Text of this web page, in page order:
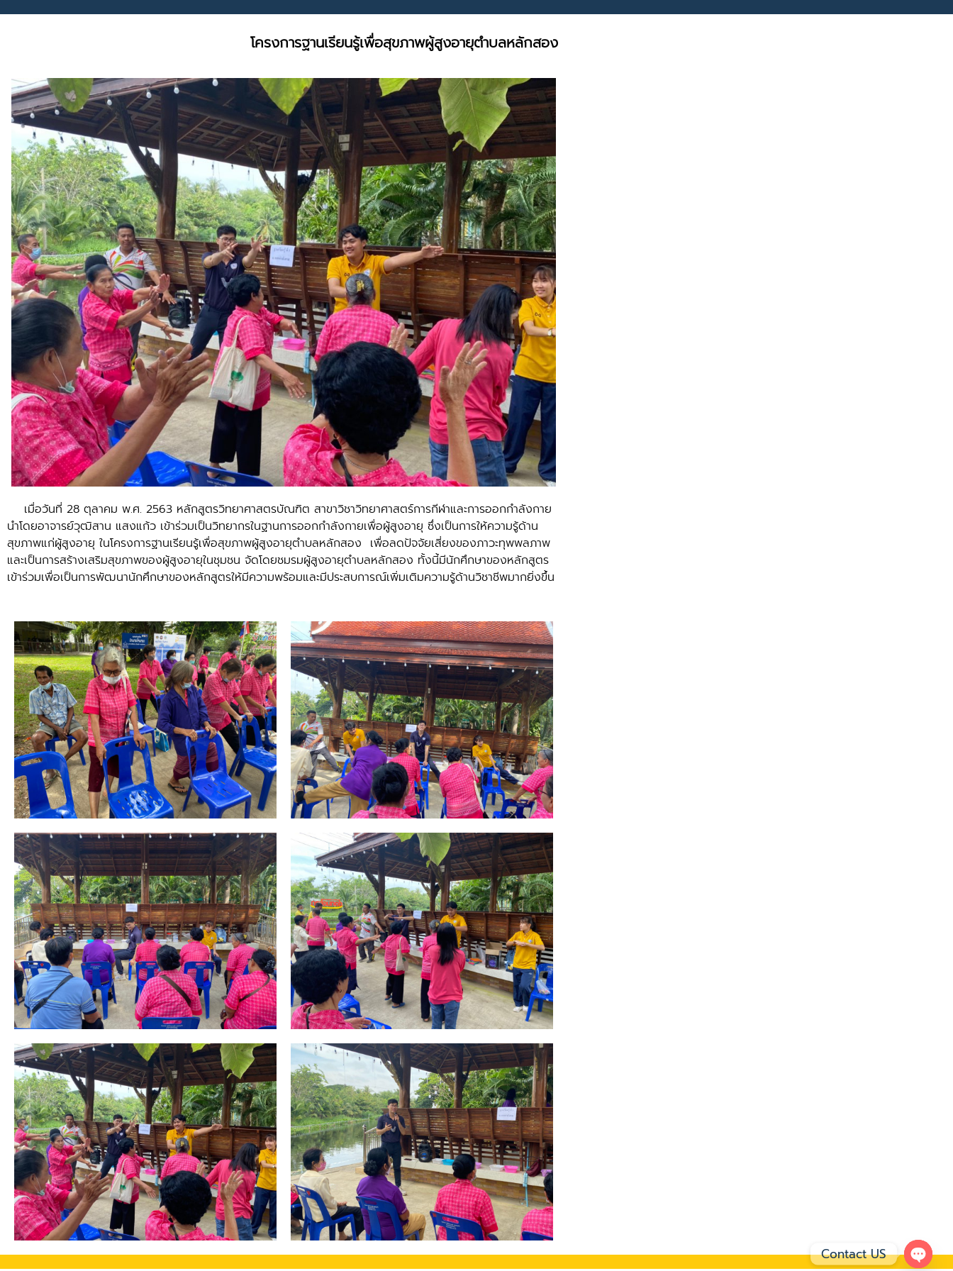
โครงการฐานเรียนรู้เพื่อสุขภาพผู้สูงอายุตำบลหลักสอง
เมื่อวันที่ 28 ตุลาคม พ.ศ. 2563 หลักสูตรวิทยาศาสตรบัณฑิต สาขาวิชาวิทยาศาสตร์การกีฬาและการออกกำลังกาย
นำโดยอาจารย์วุฒิสาน แสงแก้ว เข้าร่วมเป็นวิทยากรในฐานการออกกำลังกายเพื่อผู้สูงอายุ ซึ่งเป็นการให้ความรู้ด้าน
สุขภาพแก่ผู้สูงอายุ ในโครงการฐานเรียนรู้เพื่อสุขภาพผู้สูงอายุตำบลหลักสอง เพื่อลดปัจจัยเสี่ยงของภาวะทุพพลภาพ
และเป็นการสร้างเสริมสุขภาพของผู้สูงอายุในชุมชน จัดโดยชมรมผู้สูงอายุตำบลหลักสอง ทั้งนี้มีนักศึกษาของหลักสูตร
เข้าร่วมเพื่อเป็นการพัฒนานักศึกษาของหลักสูตรให้มีความพร้อมและมีประสบการณ์เพิ่มเติมความรู้ด้านวิชาชีพมากยิ่งขึ้น
Contact US